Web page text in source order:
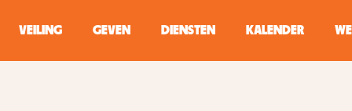
VEILING GEVEN DIENSTEN KALENDER